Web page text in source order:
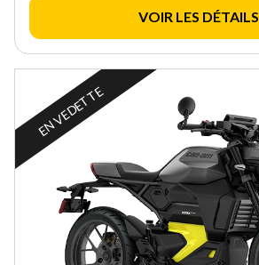
VOIR LES DÉTAILS
EN VEDETTE